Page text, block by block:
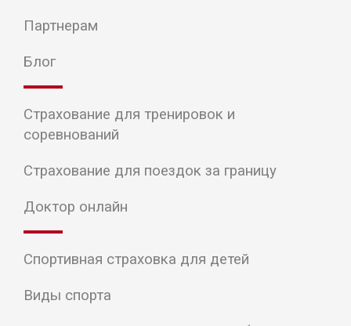
Партнерам
Блог
Страхование для тренировок и
соревнований
Страхование для поездок за границу
Доктор онлайн
Спортивная страховка для детей
Виды спорта